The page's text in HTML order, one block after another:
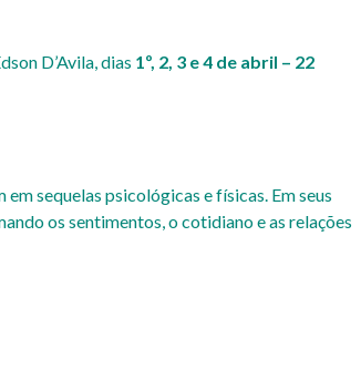
D’Avila, dias 1º, 2, 3 e 4 de abril – 22
sequelas psicológicas e físicas. Em seus
os sentimentos, o cotidiano e as relações